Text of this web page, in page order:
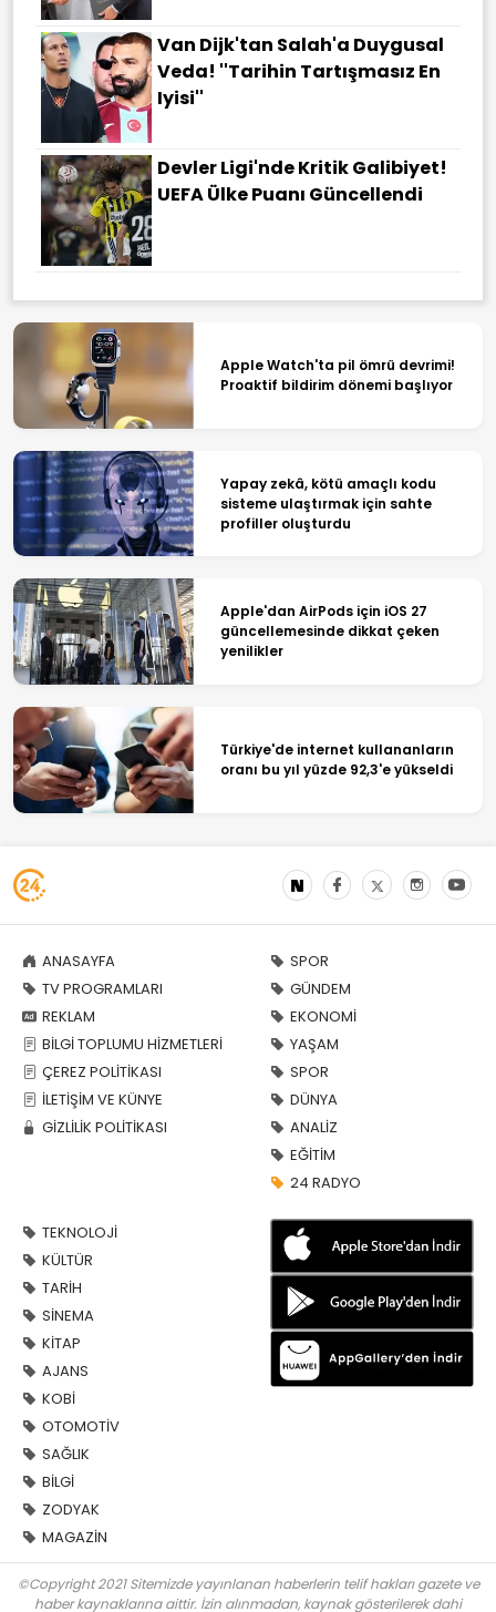
Van Dijk'tan Salah'a Duygusal
Veda! ''Tarihin Tartışmasız En
Iyisi''
Devler Ligi'nde Kritik Galibiyet!
UEFA Ülke Puanı Güncellendi
Apple Watch'ta pil ömrü devrimi!
Proaktif bildirim dönemi başlıyor
Yapay zekâ, kötü amaçlı kodu
sisteme ulaştırmak için sahte
profiller oluşturdu
Apple'dan AirPods için iOS 27
güncellemesinde dikkat çeken
yenilikler
Türkiye'de internet kullananların
oranı bu yıl yüzde 92,3'e yükseldi
ANASAYFA
TV PROGRAMLARI
REKLAM
BİLGİ TOPLUMU HİZMETLERİ
ÇEREZ POLİTİKASI
İLETİŞİM VE KÜNYE
GİZLİLİK POLİTİKASI
SPOR
GÜNDEM
EKONOMİ
YAŞAM
SPOR
DÜNYA
ANALİZ
EĞİTİM
24 RADYO
TEKNOLOJİ
KÜLTÜR
TARİH
SİNEMA
KİTAP
AJANS
KOBİ
OTOMOTİV
SAĞLIK
BİLGİ
ZODYAK
MAGAZİN
©Copyright 2021 Sitemizde yayınlanan haberlerin telif hakları gazete ve
haber kaynaklarına aittir. İzin alınmadan, kaynak gösterilerek dahi